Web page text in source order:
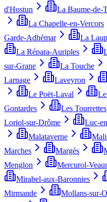
d'Hostun
La Baume-de-
La Chapelle-en-Vercors
Garde-Adhémar
La
La Répara-Auriples
sur-Grane
La Touche
Larnage
Laveyron
Le Poët-Laval
Gontardes
Les Tourrettes
Loriol-sur-Drôme
Luc-
Malataverne
Marches
Margès
Menglon
Mercurol-
Mirabel-aux-Baronnies
Mirmande
Mollans-sur-